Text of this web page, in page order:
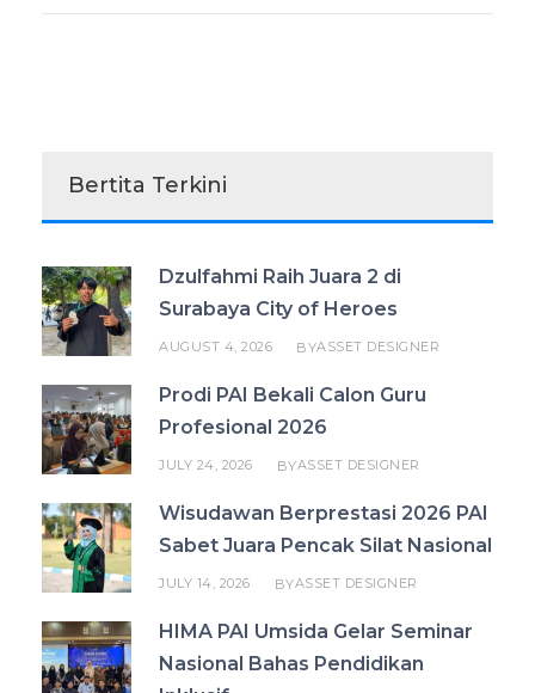
Bertita Terkini
Dzulfahmi Raih Juara 2 di
Surabaya City of Heroes
AUGUST 4, 2026 BYASSET DESIGNER
Prodi PAI Bekali Calon Guru
Profesional 2026
JULY 24, 2026 BYASSET DESIGNER
Wisudawan Berprestasi 2026 PAI
Sabet Juara Pencak Silat Nasional
JULY 14, 2026 BYASSET DESIGNER
HIMA PAI Umsida Gelar Seminar
Nasional Bahas Pendidikan